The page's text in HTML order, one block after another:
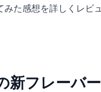
た感想を詳しくレビ
新フレーバ